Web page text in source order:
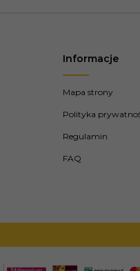
Informacje
Mapa strony
Polityka
Regulamin
FAQ